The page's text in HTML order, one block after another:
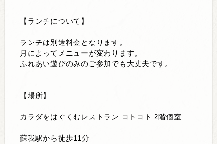
【ランチについて】
ランチは別途料金となります。
月によってメニューが変わります。
ふれあい遊びのみのご参加でも大丈夫です。
【場所】
カラダをはぐくむレストラン コトコト 2階個室
蘇我駅から徒歩11分